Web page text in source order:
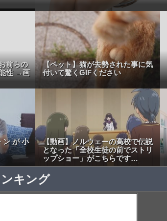
前らの
性 →画
【ペット】猫が去勢された事に気
付いて驚くGIFください
ン が 小
【動画】ノルウェーの高校で伝説
となった「全校生徒の前でストリ
ップショー」がこちらです…
キング